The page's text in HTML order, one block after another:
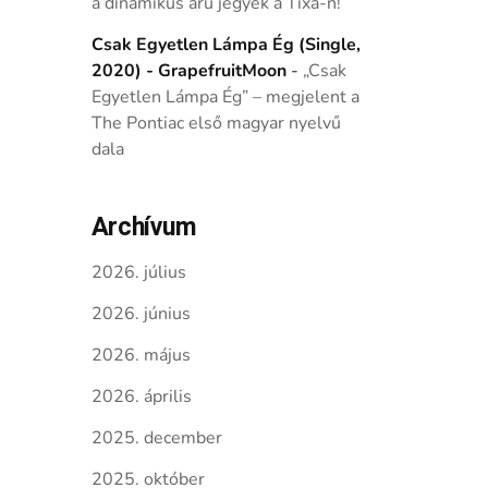
Csak Egyetlen Lámpa Ég (Single,
2020) - GrapefruitMoon- „Csak
Egyetlen Lámpa Ég” – megjelent a
The Pontiac első magyar nyelvű
dala
Archívum
2026. július
2026. június
2026. május
2026. április
2025. december
2025. október